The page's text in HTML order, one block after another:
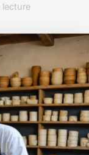
lecture